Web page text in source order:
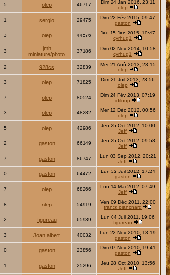
5 olep 46717
Dim 24 Jan 2016, 23:11
olep
1 sergio 29475
Dim 22 Fév 2015, 09:47
gaston
3 olep 44576
Jeu 15 Jan 2015, 10:47
cyrhug1
3
jmh
miniature/photo
37186
Dim 02 Nov 2014, 10:58
cyrhug1
2 928cs 32839
Mer 21 Aoû 2013, 23:15
olep
3 olep 71825
Dim 21 Juil 2013, 23:56
olep
7 olep 80524
Dim 24 Fév 2013, 07:19
idiloup
3 olep 48282
Mer 12 Déc 2012, 00:56
olep
5 olep 42986
Jeu 25 Oct 2012, 10:00
Jeff
2 gaston 66149
Jeu 25 Oct 2012, 09:58
Jeff
7 gaston 86747
Lun 03 Sep 2012, 20:21
Jeff
0 gaston 64472
Lun 23 Juil 2012, 17:24
gaston
7 olep 68266
Lun 14 Mai 2012, 07:49
Jeff
8 olep 54919
Ven 09 Déc 2011, 22:00
franck blanchard
2 figureau 65939
Lun 04 Juil 2011, 19:06
figureau
3 Joan albert 40032
Lun 22 Nov 2010, 13:19
gaston
0 gaston 23856
Dim 07 Nov 2010, 19:41
gaston
1 gaston 25296
Jeu 28 Oct 2010, 13:56
Jeff